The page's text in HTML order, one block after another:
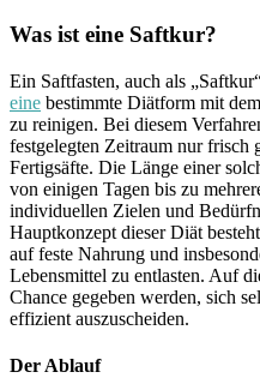
Was ist eine Saftkur?
Ein Saftfasten, auch als
eine bestimmte Diätform mit
zu reinigen. Bei diesem
festgelegten Zeitraum nur frisch
Fertigsäfte. Die Länge einer
von einigen Tagen bis zu
individuellen Zielen und
Hauptkonzept dieser Diät
auf feste Nahrung und
Lebensmittel zu entlasten. Auf
Chance gegeben werden, sich
effizient auszuscheiden.
Der Ablauf